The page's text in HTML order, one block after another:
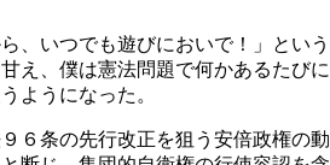
、いつでも遊びにおいで！」という
え、僕は憲法問題で何かあるたびに
ようになった。
６条の先行改正を狙う安倍政権の動